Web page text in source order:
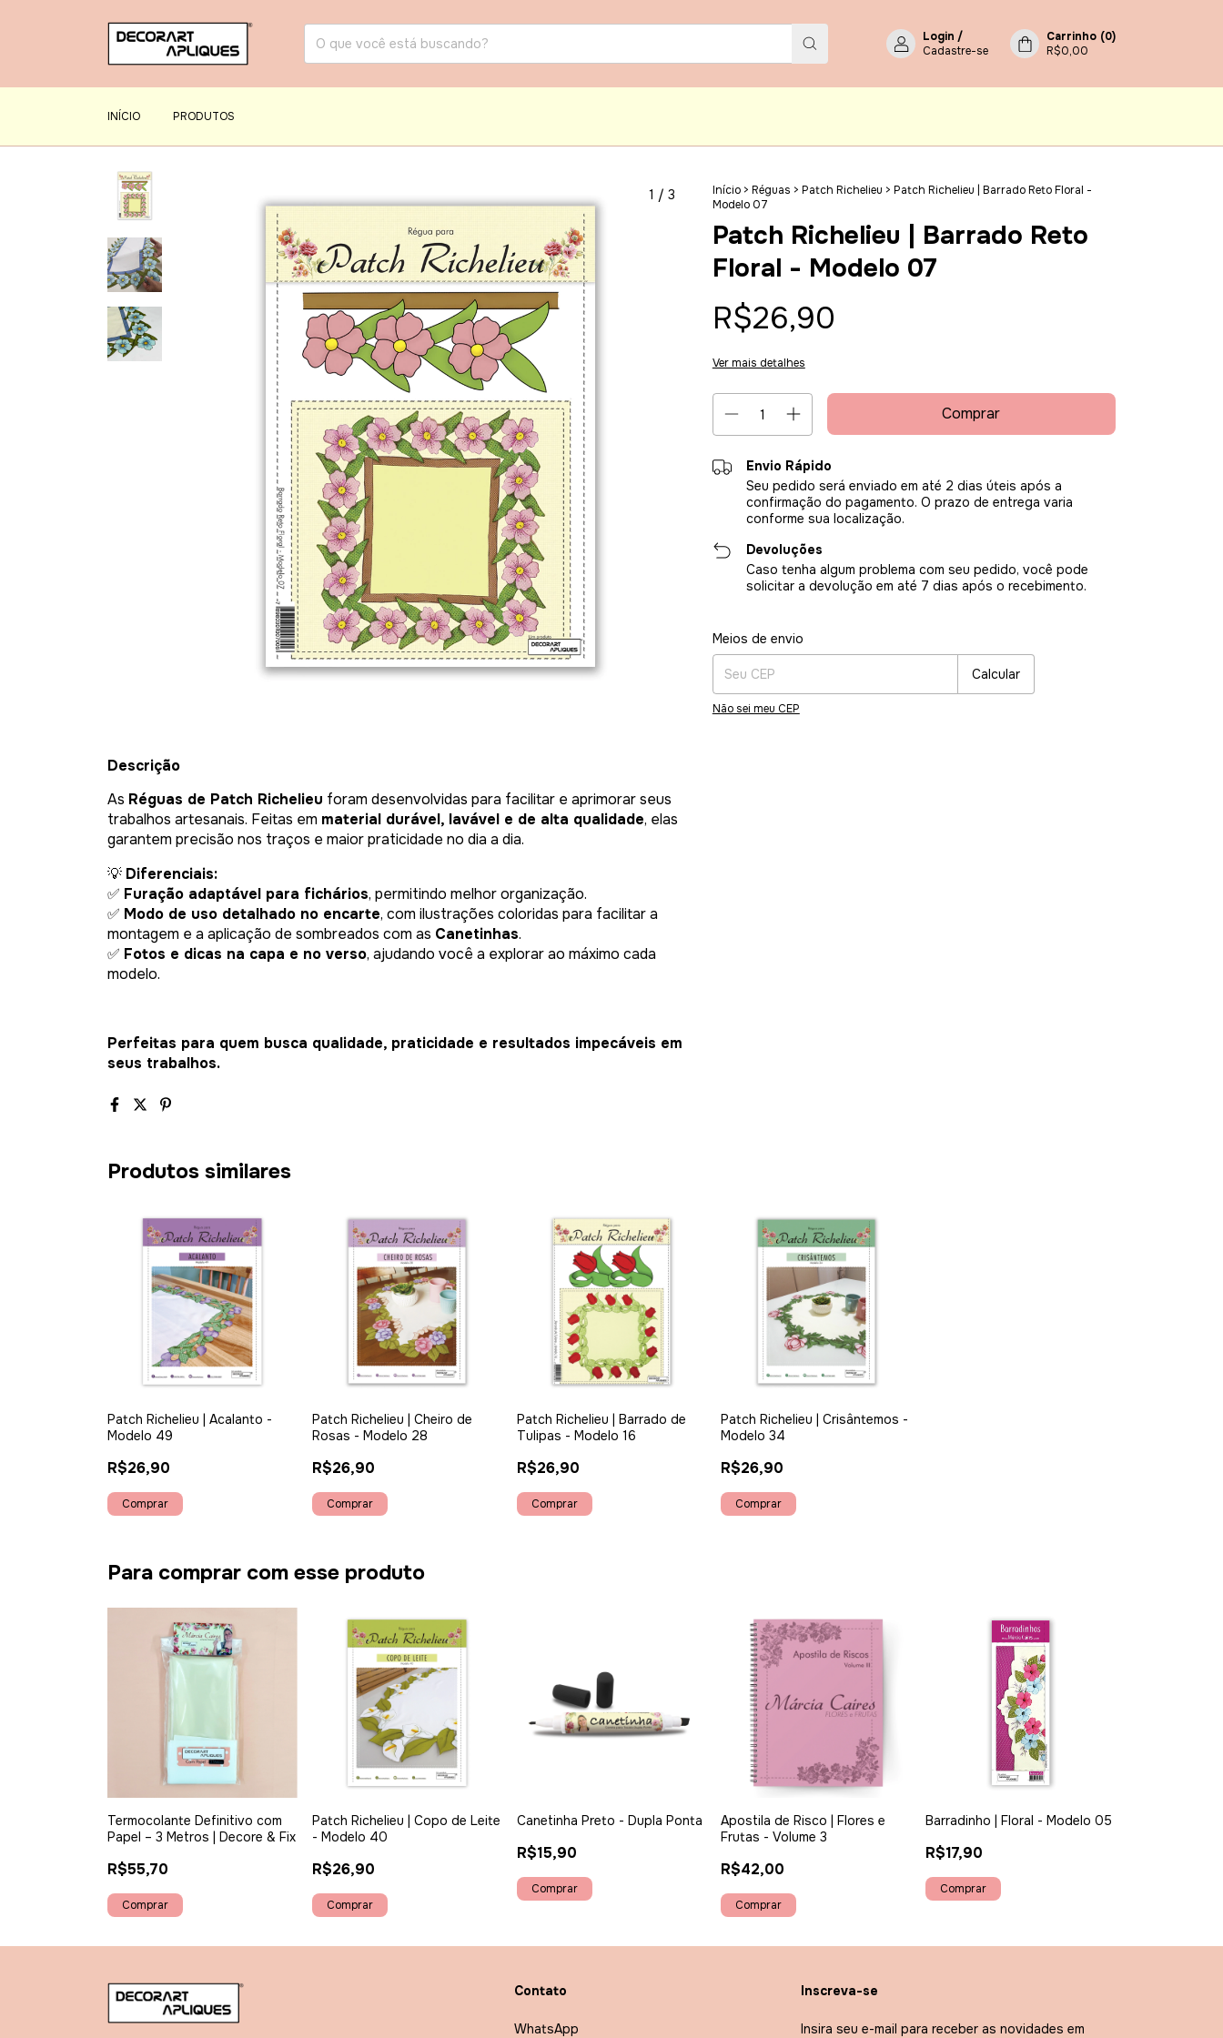
Login /
Cadastre-se
Carrinho (0)
R$0,00
INÍCIO PRODUTOS
1 / 3 Início > Réguas > Patch Richelieu > Patch Richelieu | Barrado Reto Floral -
Modelo 07
Patch Richelieu | Barrado Reto
Floral - Modelo 07
R$26,90
Ver mais detalhes
Envio Rápido
Seu pedido será enviado em até 2 dias úteis após a
confirmação do pagamento. O prazo de entrega varia
conforme sua localização.
Devoluções
Caso tenha algum problema com seu pedido, você pode
solicitar a devolução em até 7 dias após o recebimento.
Entregas para o CEP:
Meios de envio
Calcular
Não sei meu CEP
Descrição
As Réguas de Patch Richelieu foram desenvolvidas para facilitar e aprimorar seus
trabalhos artesanais. Feitas em material durável, lavável e de alta qualidade, elas
garantem precisão nos traços e maior praticidade no dia a dia.
💡 Diferenciais:
✅ Furação adaptável para fichários, permitindo melhor organização.
✅ Modo de uso detalhado no encarte, com ilustrações coloridas para facilitar a
montagem e a aplicação de sombreados com as Canetinhas.
✅ Fotos e dicas na capa e no verso, ajudando você a explorar ao máximo cada
modelo.
Perfeitas para quem busca qualidade, praticidade e resultados impecáveis em
seus trabalhos.
Produtos similares
Patch Richelieu | Acalanto -
Modelo 49
R$26,90
Patch Richelieu | Cheiro de
Rosas - Modelo 28
R$26,90
Patch Richelieu | Barrado de
Tulipas - Modelo 16
R$26,90
Patch Richelieu | Crisântemos -
Modelo 34
R$26,90
Para comprar com esse produto
Termocolante Definitivo com
Papel – 3 Metros | Decore & Fix
R$55,70
Patch Richelieu | Copo de Leite
- Modelo 40
R$26,90
Canetinha Preto - Dupla Ponta
R$15,90
Apostila de Risco | Flores e
Frutas - Volume 3
R$42,00
Barradinho | Floral - Modelo 05
R$17,90
Contato
WhatsApp
Inscreva-se
Insira seu e-mail para receber as novidades em